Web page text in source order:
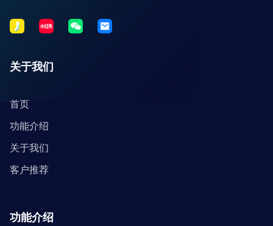
关于我们
首页
功能介绍
关于我们
客户推荐
功能介绍